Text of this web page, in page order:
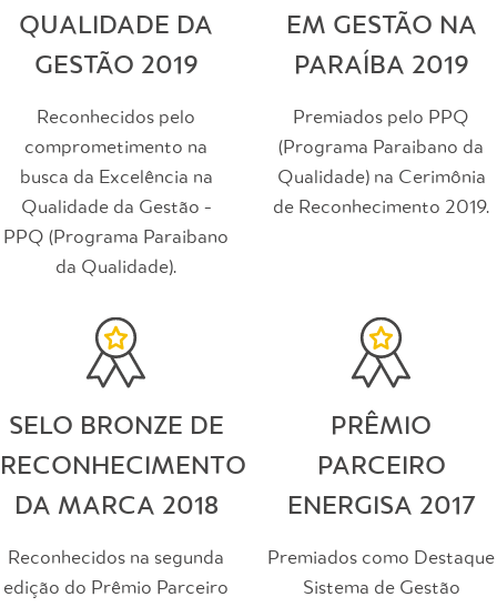
QUALIDADE DA
GESTÃO 2019
Reconhecidos pelo
comprometimento na
busca da Excelência na
Qualidade da Gestão -
PPQ (Programa Paraibano
da Qualidade).
EM GESTÃO NA
PARAÍBA 2019
Premiados pelo PPQ
(Programa Paraibano da
Qualidade) na Cerimônia
de Reconhecimento 2019.
SELO BRONZE DE
RECONHECIMENTO
DA MARCA 2018
Reconhecidos na segunda
edição do Prêmio Parceiro
PRÊMIO
PARCEIRO
ENERGISA 2017
Premiados como Destaque
Sistema de Gestão